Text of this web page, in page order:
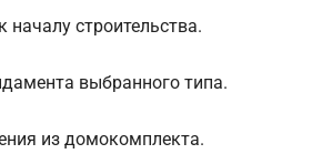
началу строительства.
выбранного типа.
из домокомплекта.